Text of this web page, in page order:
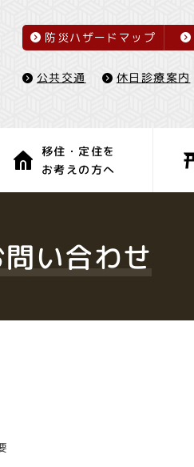
防災ハザードマップ
公共交通 休日診療案内
移住・定住を
お考えの方へ
い合わせ